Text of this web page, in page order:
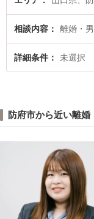
相談内容 離婚・
詳細条件 未選択
防府市から近い離